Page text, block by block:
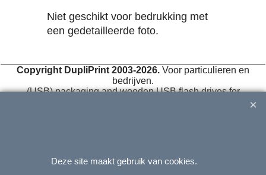
Niet geschikt voor bedrukking met
een gedetailleerde foto.
Copyright DupliPrint 2003-2026. Voor particulieren en
bedrijven.
(USB) packaging and wooden USB flash drives for
Deze site maakt gebruik van cookies.